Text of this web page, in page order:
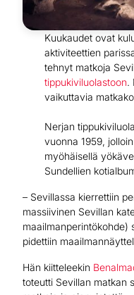
Kuukaudet ovat
aktiviteettien
tehnyt matkoja
tippukiviluolastoon.
vaikuttavia
Nerjan
vuonna 1959,
myöhäisellä
Sundellien
– Sevillassa kierrettiin
massiivinen Sevillan
maailmanperintökohde)
pidettiin
Hän kiitteleekin
toteutti Sevillan matkan